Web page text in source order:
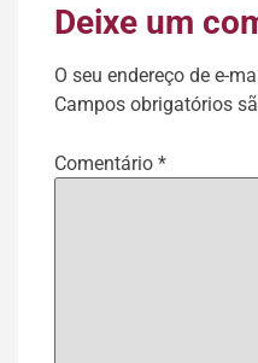
Deixe um
O seu endereço de e-
Campos obrigatórios
Comentário *